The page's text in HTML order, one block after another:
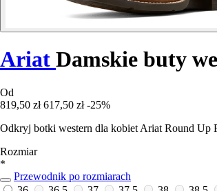
Ariat Damskie buty
Od
819,50 zł 617,50 zł -25%
Odkryj botki western dla kobiet Ariat Round Up
Rozmiar
*
Przewodnik po rozmiarach